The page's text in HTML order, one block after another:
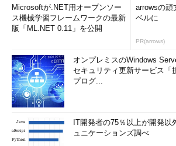
Microsoftが.NET用オープンソー
ス機械学習フレームワークの最新
版「ML.NET 0.11」を公開
arrowsの頑
ベルに
PR(arrows)
オンプレミスのWindows
セキュリティ更新サービス「
プログ...
IT開発者の75％以上が開発以
ュニケーションズ調べ